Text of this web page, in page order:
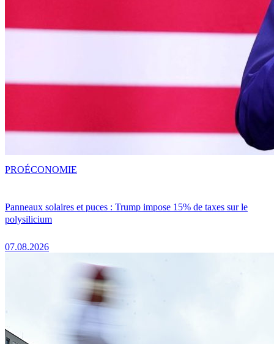
Panneaux solaires et puces : Trump impose 15% de taxes sur le
polysilicium
07.08.2026
PROÉCONOMIE